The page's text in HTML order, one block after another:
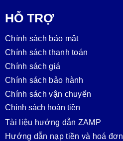
HỖ TRỢ
Chính sách bảo mật
Chính sách thanh toán
Chính sách giá
Chính sách bảo hành
Chính sách vận chuyển
Chính sách hoàn tiền
Tài liệu hướng dẫn ZAMP
Hướng dẫn nạp tiền và hoá đơn